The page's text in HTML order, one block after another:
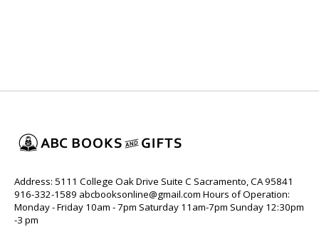
Address: 5111 College Oak Drive Suite C Sacramento, CA 95841
916-332-1589 abcbooksonline@gmail.com Hours of Operation:
Monday - Friday 10am - 7pm Saturday 11am-7pm Sunday 12:30pm
-3 pm